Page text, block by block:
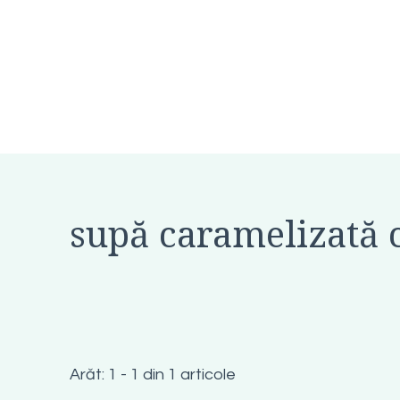
supă caramelizată
Arăt: 1 - 1 din 1 articole